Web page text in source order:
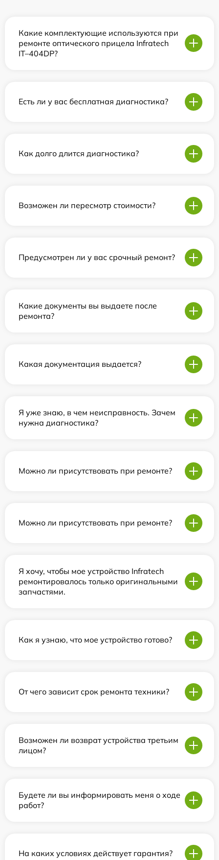
Какие комплектующие используются при
ремонте оптического прицела Infratech
IT–404DP?
Есть ли у вас бесплатная диагностика?
Как долго длится диагностика?
Возможен ли пересмотр стоимости?
Предусмотрен ли у вас срочный ремонт?
Какие документы вы выдаете после
ремонта?
Какая документация выдается?
Я уже знаю, в чем неисправность. Зачем
нужна диагностика?
Можно ли присутствовать при ремонте?
Можно ли присутствовать при ремонте?
Я хочу, чтобы мое устройство Infratech
ремонтировалось только оригинальными
запчастями.
Как я узнаю, что мое устройство готово?
От чего зависит срок ремонта техники?
Возможен ли возврат устройства третьим
лицом?
Будете ли вы информировать меня о ходе
работ?
На каких условиях действует гарантия?